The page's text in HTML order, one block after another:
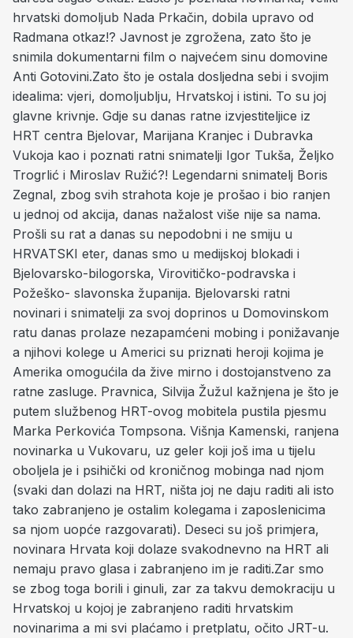
hrvatski domoljub Nada Prkačin, dobila upravo od
Radmana otkaz!? Javnost je zgrožena, zato što je
snimila dokumentarni film o najvećem sinu domovine
Anti Gotovini.Zato što je ostala dosljedna sebi i svojim
idealima: vjeri, domoljublju, Hrvatskoj i istini. To su joj
glavne krivnje. Gdje su danas ratne izvjestiteljice iz
HRT centra Bjelovar, Marijana Kranjec i Dubravka
Vukoja kao i poznati ratni snimatelji Igor Tukša, Željko
Trogrlić i Miroslav Ružić?! Legendarni snimatelj Boris
Zegnal, zbog svih strahota koje je prošao i bio ranjen
u jednoj od akcija, danas nažalost više nije sa nama.
Prošli su rat a danas su nepodobni i ne smiju u
HRVATSKI eter, danas smo u medijskoj blokadi i
Bjelovarsko-bilogorska, Virovitičko-podravska i
Požeško- slavonska županija. Bjelovarski ratni
novinari i snimatelji za svoj doprinos u Domovinskom
ratu danas prolaze nezapamćeni mobing i ponižavanje
a njihovi kolege u Americi su priznati heroji kojima je
Amerika omogućila da žive mirno i dostojanstveno za
ratne zasluge. Pravnica, Silvija Žužul kažnjena je što je
putem službenog HRT-ovog mobitela pustila pjesmu
Marka Perkovića Tompsona. Višnja Kamenski, ranjena
novinarka u Vukovaru, uz geler koji još ima u tijelu
oboljela je i psihički od kroničnog mobinga nad njom
(svaki dan dolazi na HRT, ništa joj ne daju raditi ali isto
tako zabranjeno je ostalim kolegama i zaposlenicima
sa njom uopće razgovarati). Deseci su još primjera,
novinara Hrvata koji dolaze svakodnevno na HRT ali
nemaju pravo glasa i zabranjeno im je raditi.Zar smo
se zbog toga borili i ginuli, zar za takvu demokraciju u
Hrvatskoj u kojoj je zabranjeno raditi hrvatskim
novinarima a mi svi plaćamo i pretplatu, očito JRT-u.